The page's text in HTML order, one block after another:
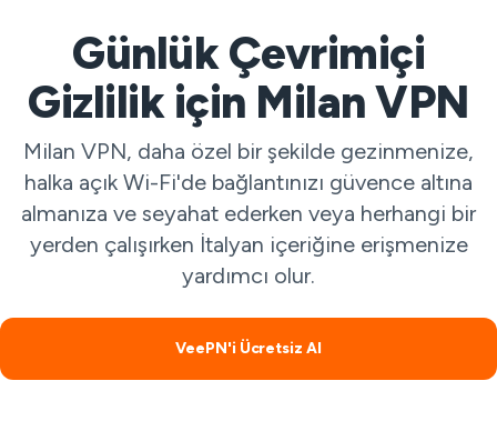
Günlük Çevrimiçi
Gizlilik için Milan VPN
Milan VPN, daha özel bir şekilde gezinmenize,
halka açık Wi-Fi'de bağlantınızı güvence altına
almanıza ve seyahat ederken veya herhangi bir
yerden çalışırken İtalyan içeriğine erişmenize
yardımcı olur.
VeePN'i Ücretsiz Al